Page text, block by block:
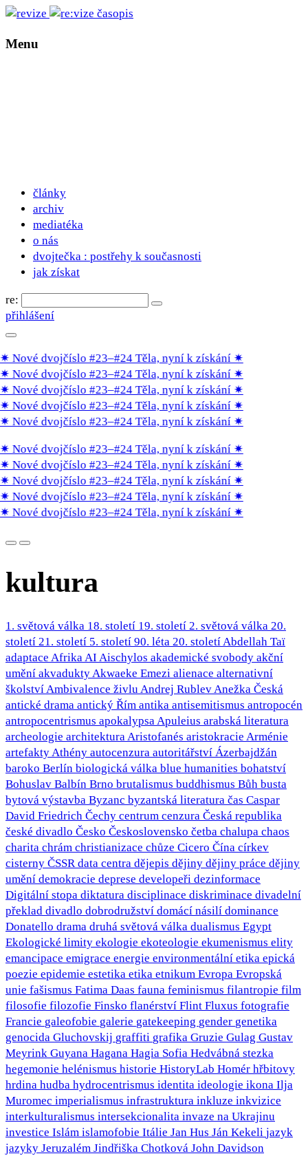
Menu
články
archiv
mediatéka
o nás
dvojtečka : postřehy k současnosti
jak získat
re:
přihlášení
Nové dvojčíslo #23–#24 Těla, nyní k získání✷
Nové dvojčíslo #23–#24 Těla, nyní k získání✷
Nové dvojčíslo #23–#24 Těla, nyní k získání✷
Nové dvojčíslo #23–#24 Těla, nyní k získání✷
Nové dvojčíslo #23–#24 Těla, nyní k získání✷
Nové dvojčíslo #23–#24 Těla, nyní k získání✷
Nové dvojčíslo #23–#24 Těla, nyní k získání✷
Nové dvojčíslo #23–#24 Těla, nyní k získání✷
Nové dvojčíslo #23–#24 Těla, nyní k získání✷
Nové dvojčíslo #23–#24 Těla, nyní k získání✷
kultura
1. světová válka 18. století 19. století 2. světová válka 20.
století 21. století 5. století 90. léta 20. stoletíAbdellah Taï
adaptace AfrikaAI Aischylos akademické svobody akční
umění akvaduktyAkwaeke Emezi alienace alternativní
školstvíAmbivalence živlu Andrej RublevAnežka Česká
antické drama antický Řím antika antisemitismus antropocén
antropocentrismus apokalypsaApuleius arabská literatura
archeologie architekturaAristofanés aristokracie Arménie
artefaktyAthény autocenzura autoritářství Ázerbajdžán
baroko Berlín biologická válka blue humanities bohatství
Bohuslav Balbín Brno brutalismus buddhismus Bůh busta
bytová výstavba Byzanc byzantská literatura čas Caspar
David Friedrich Čechy centrum cenzura Česká republika
české divadlo Česko Československo četba chalupa chaos
charita chrám christianizace chůze Cicero Čína církev
cisterny ČSSRdata centra dějepis dějiny dějiny práce dějiny
umění demokracie deprese developeři dezinformace
Digitální stopa diktatura disciplinace diskriminace divadelní
překlad divadlo dobrodružství domácí násilí dominance
Donatello drama druhá světová válka dualismus Egypt
Ekologické limity ekologie ekoteologie ekumenismus elity
emancipace emigrace energie environmentální etika epická
poezie epidemie estetika etika etnikum Evropa Evropská
unie fašismus Fatima Daas fauna feminismus filantropie film
filosofie filozofie Finsko flanérství Flint Fluxus fotografie
Francie galeofobie galerie gatekeeping gender genetika
genocida Gluchovskij graffiti grafika Gruzie Gulag Gustav
Meyrink Guyana Hagana Hagia Sofia Hedvábná stezka
hegemonie helénismus historie HistoryLab Homér hřbitovy
hrdina hudba hydrocentrismus identita ideologie ikona Ilja
Muromec imperialismus infrastruktura inkluze inkvizice
interkulturalismus intersekcionalita invaze na Ukrajinu
investice Islám islamofobie Itálie Jan Hus Ján Kekeli jazyk
jazyky Jeruzalém Jindřiška Chotková John Davidson